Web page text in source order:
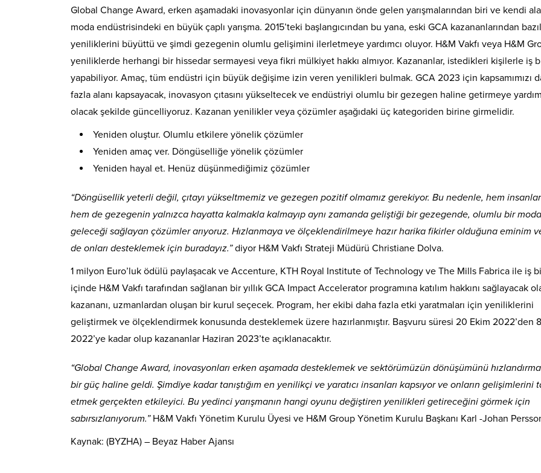
Global Change Award, erken aşamadaki inovasyonlar için dünyanın önde gelen yarışmalarından biri ve kendi
moda endüstrisindeki en büyük çaplı yarışma. 2015’teki başlangıcından bu yana, eski GCA kazananlarından
yeniliklerini büyüttü ve şimdi gezegenin olumlu gelişimini ilerletmeye yardımcı oluyor. H&M Vakfı veya H&M
yeniliklerde herhangi bir hissedar sermayesi veya fikri mülkiyet hakkı almıyor. Kazananlar, istedikleri kişilerle iş
yapabiliyor. Amaç, tüm endüstri için büyük değişime izin veren yenilikleri bulmak. GCA 2023 için kapsamımızı
fazla alanı kapsayacak, inovasyon çıtasını yükseltecek ve endüstriyi olumlu bir gezegen haline getirmeye
olacak şekilde güncelliyoruz. Kazanan yenilikler veya çözümler aşağıdaki üç kategoriden birine girmelidir.
Yeniden oluştur. Olumlu etkilere yönelik çözümler
Yeniden amaç ver. Döngüselliğe yönelik çözümler
Yeniden hayal et. Henüz düşünmediğimiz çözümler
“Döngüsellik yeterli değil, çıtayı yükseltmemiz ve gezegen pozitif olmamız gerekiyor. Bu nedenle, hem
hem de gezegenin yalnızca hayatta kalmakla kalmayıp aynı zamanda geliştiği bir gezegende, olumlu bir moda
geleceği sağlayan çözümler arıyoruz. Hızlanmaya ve ölçeklendirilmeye hazır harika fikirler olduğuna eminim
de onları desteklemek için buradayız.”diyor H&M Vakfı Strateji Müdürü Christiane Dolva.
1 milyon Euro’luk ödülü paylaşacak ve Accenture, KTH Royal Institute of Technology ve The Mills Fabrica ile iş
içinde H&M Vakfı tarafından sağlanan bir yıllık GCA Impact Accelerator programına katılım hakkını sağlayacak
kazananı, uzmanlardan oluşan bir kurul seçecek. Program, her ekibi daha fazla etki yaratmaları için yeniliklerini
geliştirmek ve ölçeklendirmek konusunda desteklemek üzere hazırlanmıştır. Başvuru süresi 20 Ekim 2022’den
2022’ye kadar olup kazananlar Haziran 2023’te açıklanacaktır.
“Global Change Award, inovasyonları erken aşamada desteklemek ve sektörümüzün dönüşümünü
bir güç haline geldi. Şimdiye kadar tanıştığım en yenilikçi ve yaratıcı insanları kapsıyor ve onların gelişimlerini
etmek gerçekten etkileyici. Bu yedinci yarışmanın hangi oyunu değiştiren yenilikleri getireceğini görmek için
sabırsızlanıyorum.”H&M Vakfı Yönetim Kurulu Üyesi ve H&M Group Yönetim Kurulu Başkanı Karl -Johan
Kaynak: (BYZHA) – Beyaz Haber Ajansı